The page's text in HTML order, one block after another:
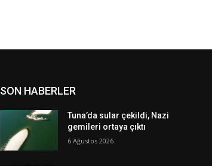
SON HABERLER
Tuna’da sular çekildi, Nazi
gemileri ortaya çıktı
6 Ağustos 2026